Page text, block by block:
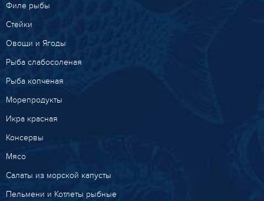
Филе рыбы
Стейки
Овощи и Ягоды
Рыба слабосоленая
Рыба копченая
Морепродукты
Икра красная
Консервы
Мясо
Салаты из морской капусты
Пельмени и Котлеты рыбные